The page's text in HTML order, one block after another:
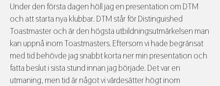
Under den första dagen höll jag en presentation om DTM
och att starta nya klubbar. DTM står för Distinguished
Toastmaster och är den högsta utbildningsutmärkelsen man
kan uppnå inom Toastmasters. Eftersom vi hade begränsat
med tid behövde jag snabbt korta ner min presentation och
fatta beslut i sista stund innan jag började. Det var en
utmaning, men tid är något vi värdesätter högt inom